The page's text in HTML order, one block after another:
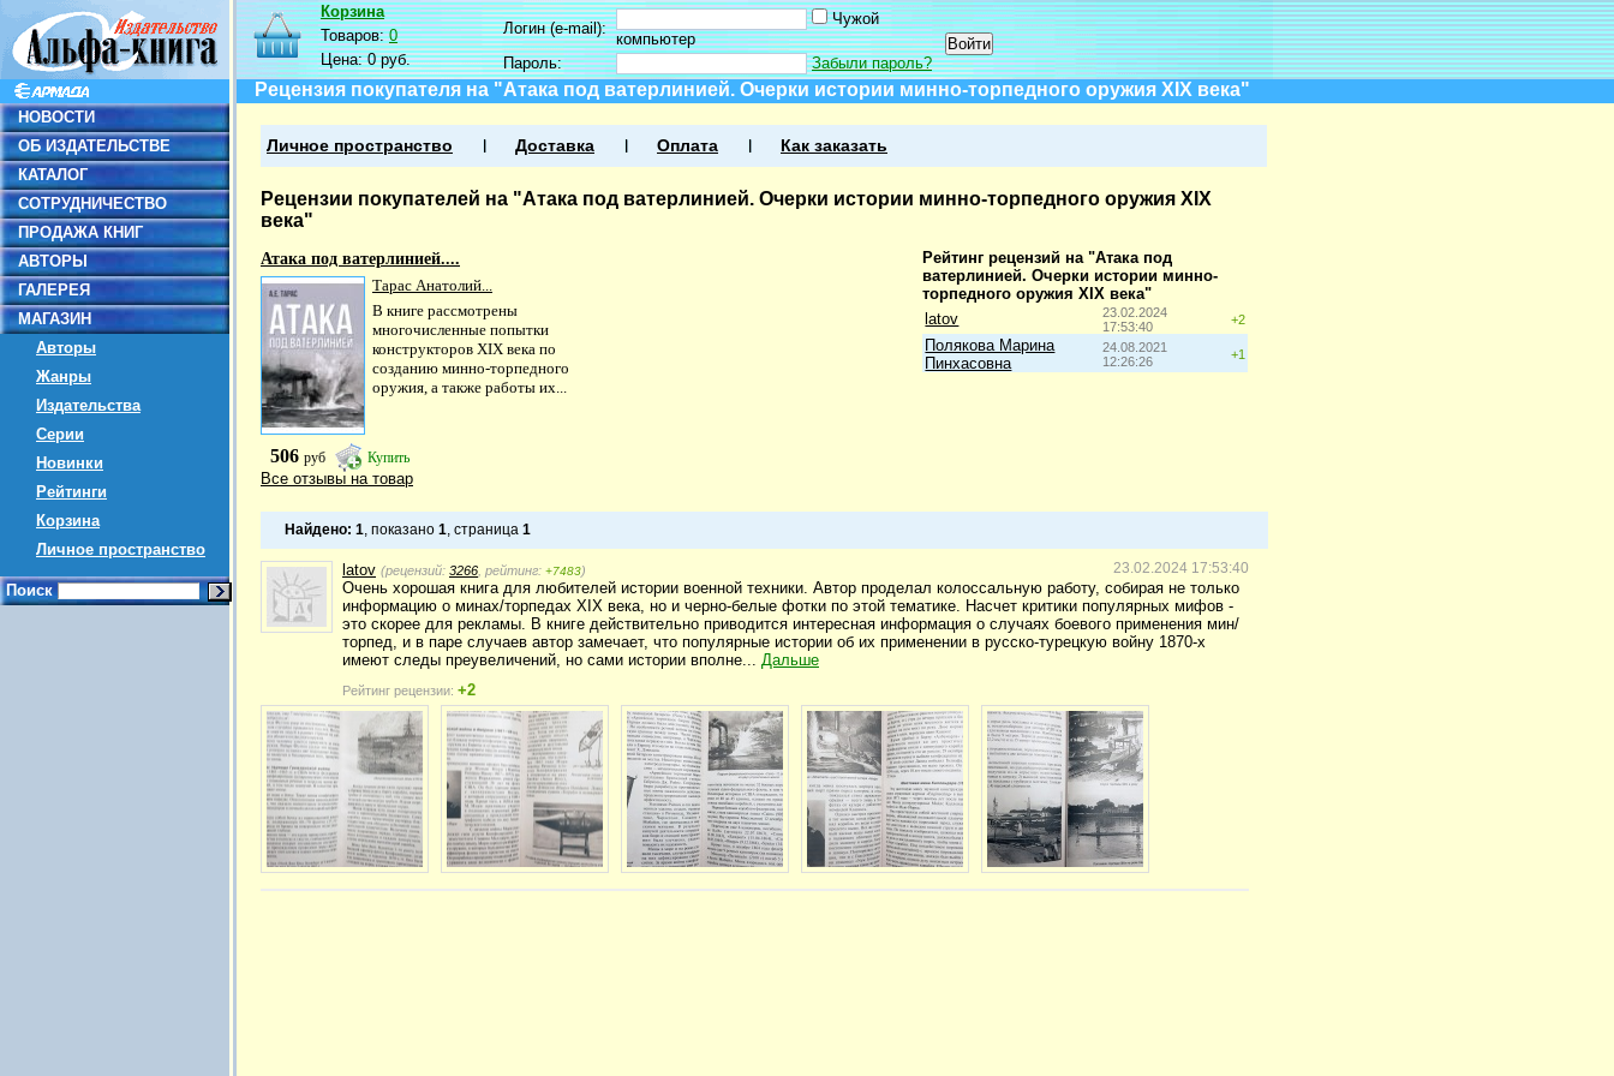
НОВОСТИ
ОБ ИЗДАТЕЛЬСТВЕ
КАТАЛОГ
СОТРУДНИЧЕСТВО
ПРОДАЖА КНИГ
АВТОРЫ
ГАЛЕРЕЯ
МАГАЗИН
Авторы
Жанры
Издательства
Серии
Новинки
Рейтинги
Корзина
Личное пространство
Поиск
Корзина
Товаров:0
Цена:0 руб.
Логин (e-mail):
Чужой
компьютер
Пароль:
Забыли пароль?
Рецензия покупателя на "Атака под ватерлинией. Очерки истории минно-торпедного оружия XIX века"
Личное пространство Доставка Оплата Как заказать
Рецензии покупателей на "Атака под ватерлинией. Очерки истории минно-торпедного оружия XIX
века"
Рейтинг рецензий на "Атака под
ватерлинией. Очерки истории минно-
торпедного оружия XIX века"
latov
23.02.2024
17:53:40
+2
Полякова Марина
Пинхасовна
24.08.2021
12:26:26
+1
Атака под ватерлинией....
Тарас Анатолий...
В книге рассмотрены
многочисленные попытки
конструкторов XIX века по
созданию минно-торпедного
оружия, а также работы их...
506 руб Купить
Все отзывы на товар
Найдено: 1, показано 1, страница 1
23.02.2024 17:53:40
latov (рецензий: 3266 , рейтинг: +7483)
Очень хорошая книга для любителей истории военной техники. Автор проделал колоссальную работу, собирая не только
информацию о минах/торпедах XIX века, но и черно-белые фотки по этой тематике. Насчет критики популярных мифов -
это скорее для рекламы. В книге действительно приводится интересная информация о случаях боевого применения мин/
торпед, и в паре случаев автор замечает, что популярные истории об их применении в русско-турецкую войну 1870-х
имеют следы преувеличений, но сами истории вполне... Дальше
Рейтинг рецензии: +2